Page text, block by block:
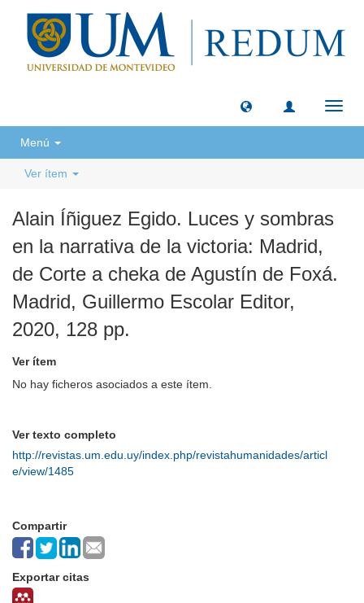
Menú
Ver ítem
Alain Íñiguez Egido. Luces y sombras
en la narrativa de la victoria: Madrid,
de Corte a cheka de Agustín de Foxá.
Madrid, Guillermo Escolar Editor,
2020, 128 pp.
Ver ítem
No hay ficheros asociados a este ítem.
Ver texto completo
http://revistas.um.edu.uy/index.php/revistahumanidades/articl
e/view/1485
Compartir
Exportar citas